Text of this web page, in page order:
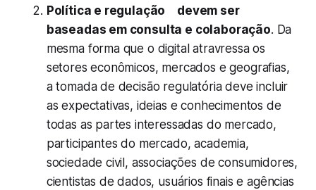
Política e regulação devem ser
baseadas em consulta e colaboração. Da
mesma forma que o digital atravressa os
setores econômicos, mercados e geografias,
a tomada de decisão regulatória deve incluir
as expectativas, ideias e conhecimentos de
todas as partes interessadas do mercado,
participantes do mercado, academia,
sociedade civil, associações de consumidores,
cientistas de dados, usuários finais e agências